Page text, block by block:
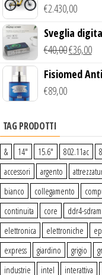
Creek Bike
€2.430,00
Sveglia
con
Wireless Qi
€40,00€36,00
Fisiomed
Defense Face
€89,00
TAG PRODOTTI
& 14″ 15.6″ 802.11ac
accessori
argento
bianco
collegamento
continuita
core ddr4-sdram
elettronica
elettroniche
express
giardino grigio
industrie
intel interattiva